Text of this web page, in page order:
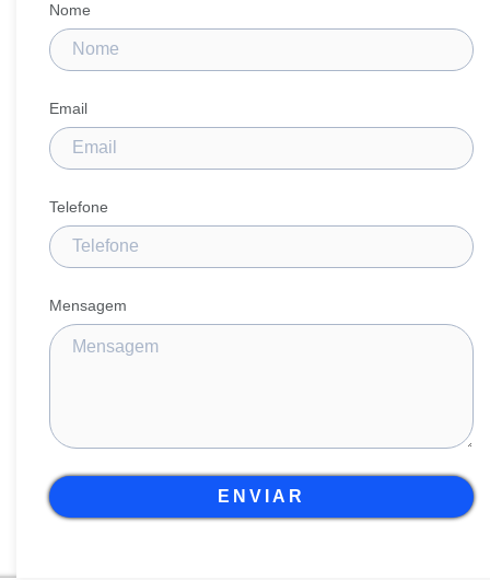
Nome
Email
Telefone
Mensagem
ENVIAR